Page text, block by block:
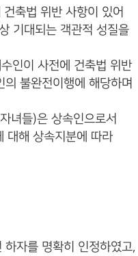
건축법 위반 사항이 있어
기대되는 객관적 성질을
인이 사전에 건축법 위반
불완전이행에 해당하며
녀들)은 상속인으로서
대해 상속지분에 따라
자를 명확히 인정하였고,